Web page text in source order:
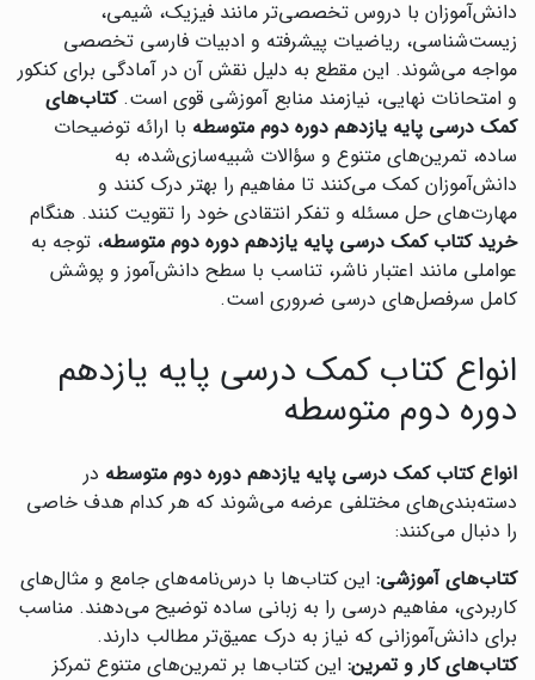
دانش‌آموزان با دروس تخصصی‌تر مانند فیزیک، شیمی،
زیست‌شناسی، ریاضیات پیشرفته و ادبیات فارسی تخصصی
مواجه می‌شوند. این مقطع به دلیل نقش آن در آمادگی برای کنکور
و امتحانات نهایی، نیازمند منابع آموزشی قوی است.کتاب‌های
کمک درسی پایه یازدهم دوره دوم متوسطه با ارائه توضیحات
ساده، تمرین‌های متنوع و سؤالات شبیه‌سازی‌شده، به
دانش‌آموزان کمک می‌کنند تا مفاهیم را بهتر درک کنند و
مهارت‌های حل مسئله و تفکر انتقادی خود را تقویت کنند. هنگام
خرید کتاب کمک درسی پایه یازدهم دوره دوم متوسطه، توجه به
عواملی مانند اعتبار ناشر، تناسب با سطح دانش‌آموز و پوشش
کامل سرفصل‌های درسی ضروری است.
انواع کتاب کمک درسی پایه یازدهم
دوره دوم متوسطه
انواع کتاب کمک درسی پایه یازدهم دوره دوم متوسطه در
دسته‌بندی‌های مختلفی عرضه می‌شوند که هر کدام هدف خاصی
را دنبال می‌کنند:
کتاب‌های آموزشی: این کتاب‌ها با درس‌نامه‌های جامع و مثال‌های
کاربردی، مفاهیم درسی را به زبانی ساده توضیح می‌دهند. مناسب
برای دانش‌آموزانی که نیاز به درک عمیق‌تر مطالب دارند.
کتاب‌های کار و تمرین: این کتاب‌ها بر تمرین‌های متنوع تمرکز